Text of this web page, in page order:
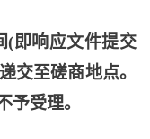
(即响应文件提交
交至磋商地点。
予受理。